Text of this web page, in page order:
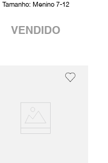
Tamanho: Menino 7-12
VENDIDO